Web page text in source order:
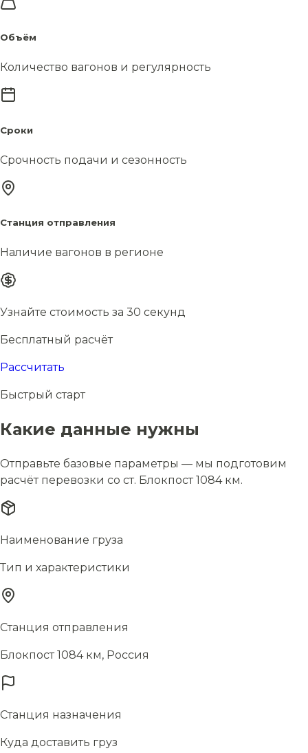
Объём
Количество вагонов и регулярность
Сроки
Срочность подачи и сезонность
Станция отправления
Наличие вагонов в регионе
Узнайте стоимость за 30 секунд
Бесплатный расчёт
Рассчитать
Быстрый старт
Какие данные нужны
Отправьте базовые параметры — мы подготовим
расчёт перевозки со ст. Блокпост 1084 км.
Наименование груза
Тип и характеристики
Станция отправления
Блокпост 1084 км, Россия
Станция назначения
Куда доставить груз